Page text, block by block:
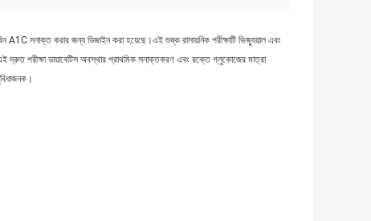
A1C সনাক্ত করার জন্য ডিজাইন করা হয়েছে।এই শুষ্ক রাসায়নিক পরীক্ষাটি ভিজ্যুয়াল এবং
পরীক্ষা ডায়াবেটিস অবস্থার প্রাথমিক সনাক্তকরণ এবং রক্তে গ্লুকোজের মাত্রা